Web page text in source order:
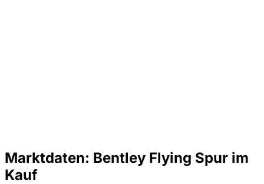
Marktdaten: Bentley Flying Spur im
Kauf